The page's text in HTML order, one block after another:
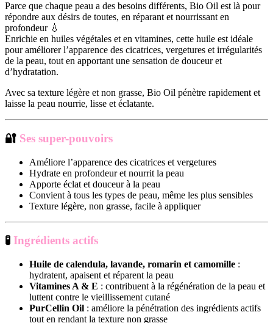
Parce que chaque peau a des besoins différents, Bio Oil est là pour
répondre aux désirs de toutes, en réparant et nourrissant en
profondeur 💧
Enrichie en huiles végétales et en vitamines, cette huile est idéale
pour améliorer l’apparence des cicatrices, vergetures et irrégularités
de la peau, tout en apportant une sensation de douceur et
d’hydratation.
Avec sa texture légère et non grasse, Bio Oil pénètre rapidement et
laisse la peau nourrie, lisse et éclatante.
🔐 Ses super-pouvoirs
Améliore l’apparence des cicatrices et vergetures
Hydrate en profondeur et nourrit la peau
Apporte éclat et douceur à la peau
Convient à tous les types de peau, même les plus sensibles
Texture légère, non grasse, facile à appliquer
🧪 Ingrédients actifs
Huile de calendula, lavande, romarin et camomille :
hydratent, apaisent et réparent la peau
Vitamines A & E : contribuent à la régénération de la peau et
luttent contre le vieillissement cutané
PurCellin Oil : améliore la pénétration des ingrédients actifs
tout en rendant la texture non grasse